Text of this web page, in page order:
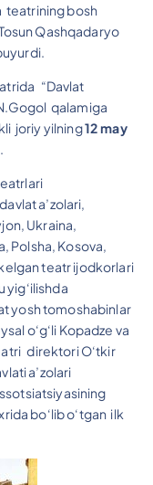
teatrining bosh
Qashqadaryo
“Davlat
qalamiga
joriy yilning12 may
a’zolari,
Ukraina,
Polsha, Kosova,
teatr ijodkorlari
yig‘ilishda
yosh tomoshabinlar
o‘g‘li Kopadze va
direktori O‘tkir
a’zolari
bo‘lib o‘tgan ilk